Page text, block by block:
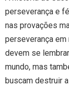
perseverança e
nas provações
perseverança
devem se
mundo, mas
buscam destruir